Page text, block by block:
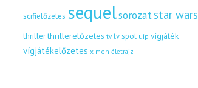
scifielőzetes sequelsorozatstar wars
thrillerthrillerelőzetes tv tv spot uip vígjáték
vígjátékelőzetes x men életrajz